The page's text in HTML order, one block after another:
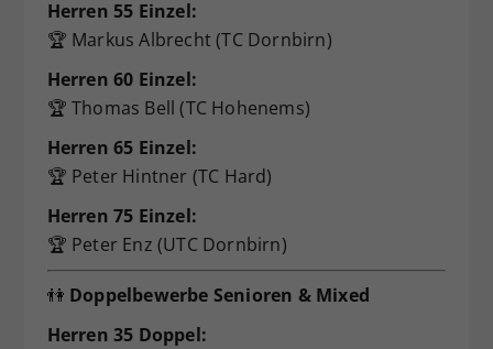
Herren 55 Einzel:
🏆 Markus Albrecht (TC Dornbirn)
Herren 60 Einzel:
🏆 Thomas Bell (TC Hohenems)
Herren 65 Einzel:
🏆 Peter Hintner (TC Hard)
Herren 75 Einzel:
🏆 Peter Enz (UTC Dornbirn)
👫 Doppelbewerbe Senioren & Mixed
Herren 35 Doppel: